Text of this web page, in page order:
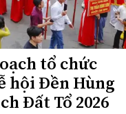
tổ chức
hội Đền Hùng
Đất Tổ 2026